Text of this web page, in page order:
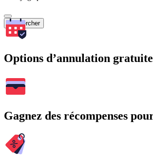
Rechercher
Options d’annulation
Gagnez des récompenses